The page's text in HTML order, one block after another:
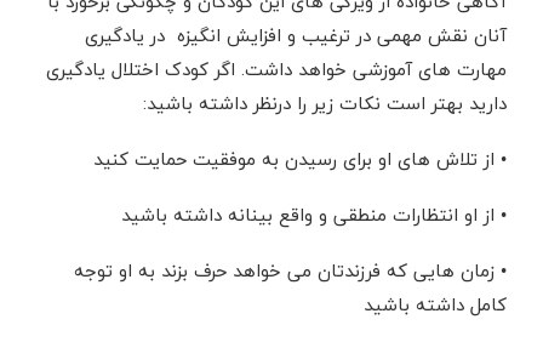
آنان نقش مهمی در ترغیب و افزایش انگیزه در یادگیری
مهارت های آموزشی خواهد داشت. اگر کودک اختلال یادگیری
دارید بهتر است نکات زیر را درنظر داشته باشید:
• از تلاش های او برای رسیدن به موفقیت حمایت کنید
• از او انتظارات منطقی و واقع بینانه داشته باشید
• زمان هایی که فرزندتان می خواهد حرف بزند به او توجه
کامل داشته باشید